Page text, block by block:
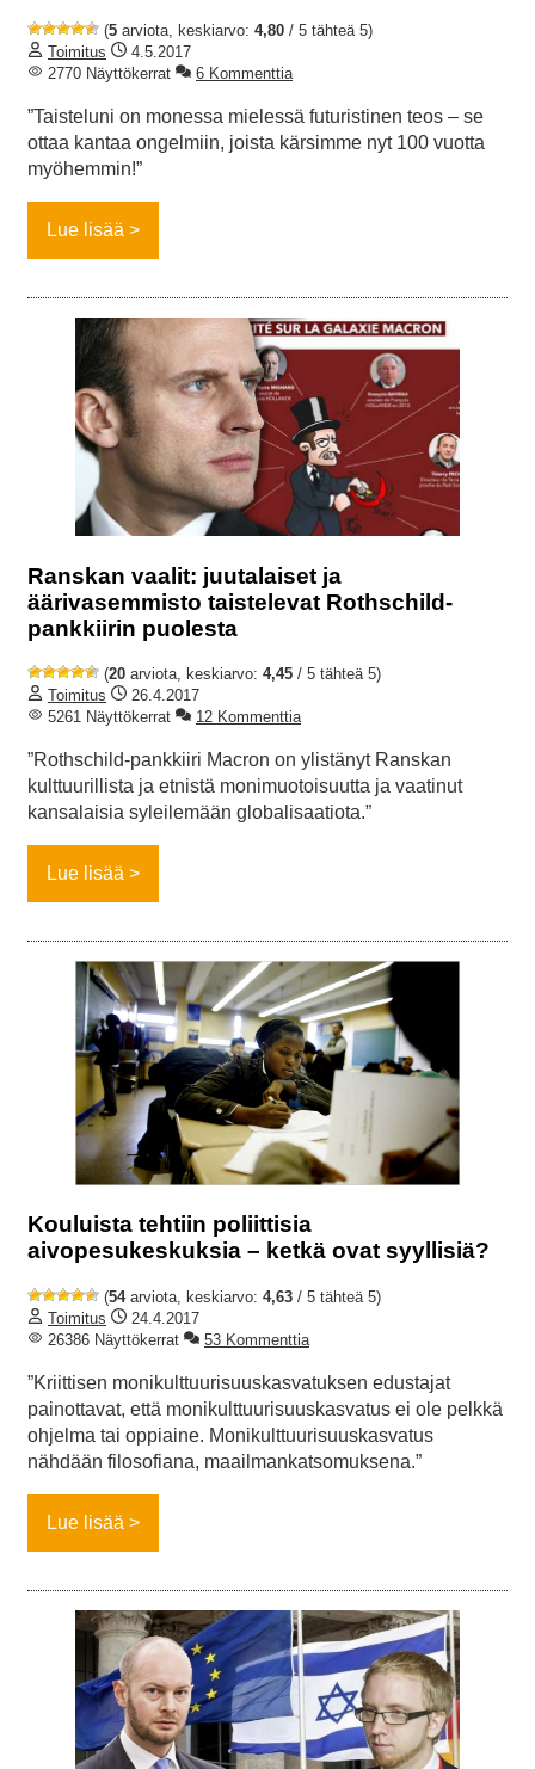
(5 arviota, keskiarvo: 4,80 / 5 tähteä 5)
Toimitus
4.5.2017
2770 Näyttökerrat
6 Kommenttia
”Taisteluni on monessa mielessä futuristinen teos – se
ottaa kantaa ongelmiin, joista kärsimme nyt 100 vuotta
myöhemmin!”
Lue lisää
Ranskan vaalit: juutalaiset ja
äärivasemmisto taistelevat Rothschild-
pankkiirin puolesta
(20 arviota, keskiarvo: 4,45 / 5 tähteä 5)
Toimitus
26.4.2017
5261 Näyttökerrat
12 Kommenttia
”Rothschild-pankkiiri Macron on ylistänyt Ranskan
kulttuurillista ja etnistä monimuotoisuutta ja vaatinut
kansalaisia syleilemään globalisaatiota.”
Lue lisää
Kouluista tehtiin poliittisia
aivopesukeskuksia – ketkä ovat syyllisiä?
(54arviota, keskiarvo: 4,63 / 5 tähteä 5)
Toimitus
24.4.2017
26386 Näyttökerrat
53 Kommenttia
”Kriittisen monikulttuurisuuskasvatuksen edustajat
painottavat, että monikulttuurisuuskasvatus ei ole pelkkä
ohjelma tai oppiaine. Monikulttuurisuuskasvatus
nähdään filosofiana, maailmankatsomuksena.”
Lue lisää